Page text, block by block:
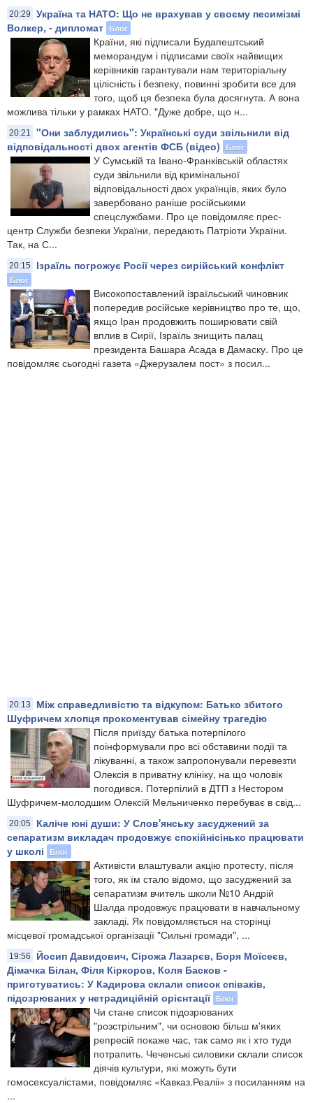
20:29
Україна та НАТО: Що не врахував у своєму песимізмі
Волкер, - дипломат Блог
Країни, які підписали Будапештський
меморандум і підписами своїх найвищих
керівників гарантували нам територіальну
цілісність і безпеку, повинні зробити все для
того, щоб ця безпека була досягнута. А вона
можлива тільки у рамках НАТО. "Дуже добре, що н...
20:21
"Они заблудились": Українські суди звільнили від
відповідальності двох агентів ФСБ (відео)
Блог
У Сумській та Івано-Франківській областях
суди звільнили від кримінальної
відповідальності двох українців, яких було
завербовано раніше російськими
спецслужбами. Про це повідомляє прес-
центр Служби безпеки України, передають Патріоти України.
Так, на С...
20:15 Ізраїль погрожує Росії через сирійський конфлікт
Блог
Високопоставлений ізраїльський чиновник
попередив російське керівництво про те, що,
якщо Іран продовжить поширювати свій
вплив в Сирії, Ізраїль знищить палац
президента Башара Асада в Дамаску. Про це
повідомляє сьогодні газета «Джерузалем пост» з посил...
20:13
Між справедливістю та відкупом: Батько збитого
Шуфричем хлопця прокоментував сімейну трагедію
Після приїзду батька потерпілого
поінформували про всі обставини події та
лікуванні, а також запропонували перевезти
Олексія в приватну клініку, на що чоловік
погодився. Потерпілий в ДТП з Нестором
Шуфричем-молодшим Олексій Мельниченко перебуває в свід...
20:05
Каліче юні души: У Слов'янську засуджений за
сепаратизм викладач продовжує спокійнісінько працювати
у школі
Блог
Активісти влаштували акцію протесту, після
того, як їм стало відомо, що засуджений за
сепаратизм вчитель школи №10 Андрій
Шалда продовжує працювати в навчальному
закладі. Як повідомляється на сторінці
місцевої громадської організації "Сильні громади", ...
19:56
Йосип Давидович, Сірожа Лазарєв, Боря Моїсеєв,
Дімачка Білан, Філя Кіркоров, Коля Басков -
приготуватись: У Кадирова склали список співаків,
підозрюваних у нетрадиційній орієнтації Блог
Чи стане список підозрюваних
"розстрільним", чи основою більш м'яких
репресій покаже час, так само як і хто туди
потрапить. Чеченські силовики склали список
діячів культури, які можуть бути
гомосексуалістами, повідомляє «Кавказ.Реаліі» з посиланням на
...